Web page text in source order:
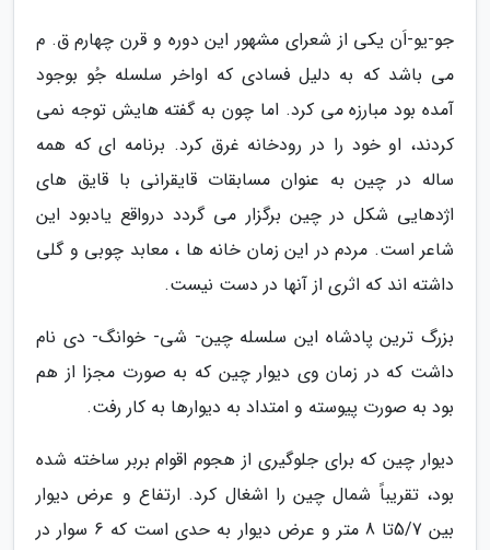
جو-یو-اَن یکی از شعرای مشهور این دوره و قرن چهارم ق. م
می باشد که به دلیل فسادی که اواخر سلسله جُو بوجود
آمده بود مبارزه می کرد. اما چون به گفته هایش توجه نمی
کردند، او خود را در رودخانه غرق کرد. برنامه ای که همه
ساله در چین به عنوان مسابقات قایقرانی با قایق های
اژدهایی شکل در چین برگزار می گردد درواقع یادبود این
شاعر است. مردم در این زمان خانه ها ، معابد چوبی و گلی
داشته اند که اثری از آنها در دست نیست.
بزرگ ترین پادشاه این سلسله چین- شی- خوانگ- دی نام
داشت که در زمان وی دیوار چین که به صورت مجزا از هم
بود به صورت پیوسته و امتداد به دیوارها به کار رفت.
دیوار چین که برای جلوگیری از هجوم اقوام بربر ساخته شده
بود، تقریباً شمال چین را اشغال کرد. ارتفاع و عرض دیوار
بین 5/7تا 8 متر و عرض دیوار به حدی است که 6 سوار در